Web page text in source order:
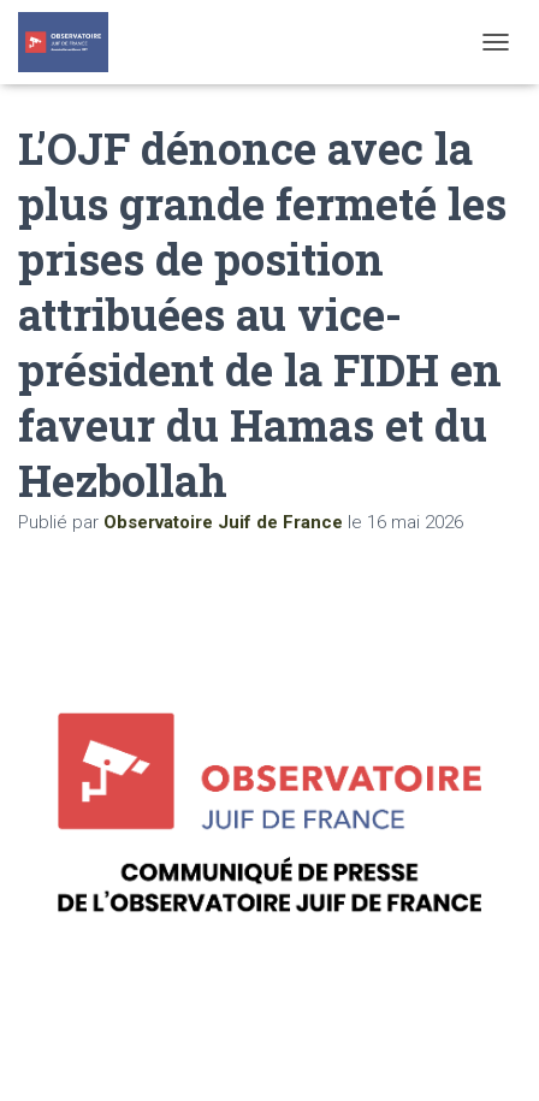
O
N
A
O
L’OJF dénonce avec la
plus grande fermeté les
prises de position
attribuées au vice-
président de la FIDH en
faveur du Hamas et du
Hezbollah
Publié par Observatoire Juif de France le 16 mai 2026